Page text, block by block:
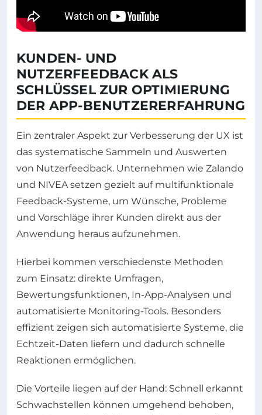
KUNDEN- UND
NUTZERFEEDBACK ALS
SCHLÜSSEL ZUR OPTIMIERUNG
DER APP-BENUTZERERFAHRUNG
Ein zentraler Aspekt zur Verbesserung der UX ist
das systematische Sammeln und Auswerten
von Nutzerfeedback. Unternehmen wie Zalando
und NIVEA setzen gezielt auf multifunktionale
Feedback-Systeme, um Wünsche, Probleme
und Vorschläge ihrer Kunden direkt aus der
Anwendung heraus aufzunehmen.
Hierbei kommen verschiedenste Methoden
zum Einsatz: direkte Umfragen,
Bewertungsfunktionen, In-App-Analysen und
automatisierte Monitoring-Tools. Besonders
effizient zeigen sich automatisierte Systeme, die
Echtzeit-Daten liefern und dadurch schnelle
Reaktionen ermöglichen.
Die Vorteile liegen auf der Hand: Schnell erkannt
Schwachstellen können umgehend behoben,